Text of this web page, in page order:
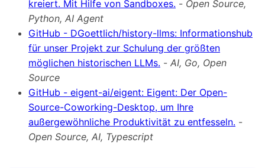
kreiert. Mit Hilfe von Sandboxes. - Open Source,
Python, AI Agent
GitHub - DGoettlich/history-llms: Informationshub
für unser Projekt zur Schulung der größten
möglichen historischen LLMs. - AI, Go, Open
Source
GitHub - eigent-ai/eigent: Eigent: Der Open-
Source-Coworking-Desktop, um Ihre
außergewöhnliche Produktivität zu entfesseln. -
Open Source, AI, Typescript